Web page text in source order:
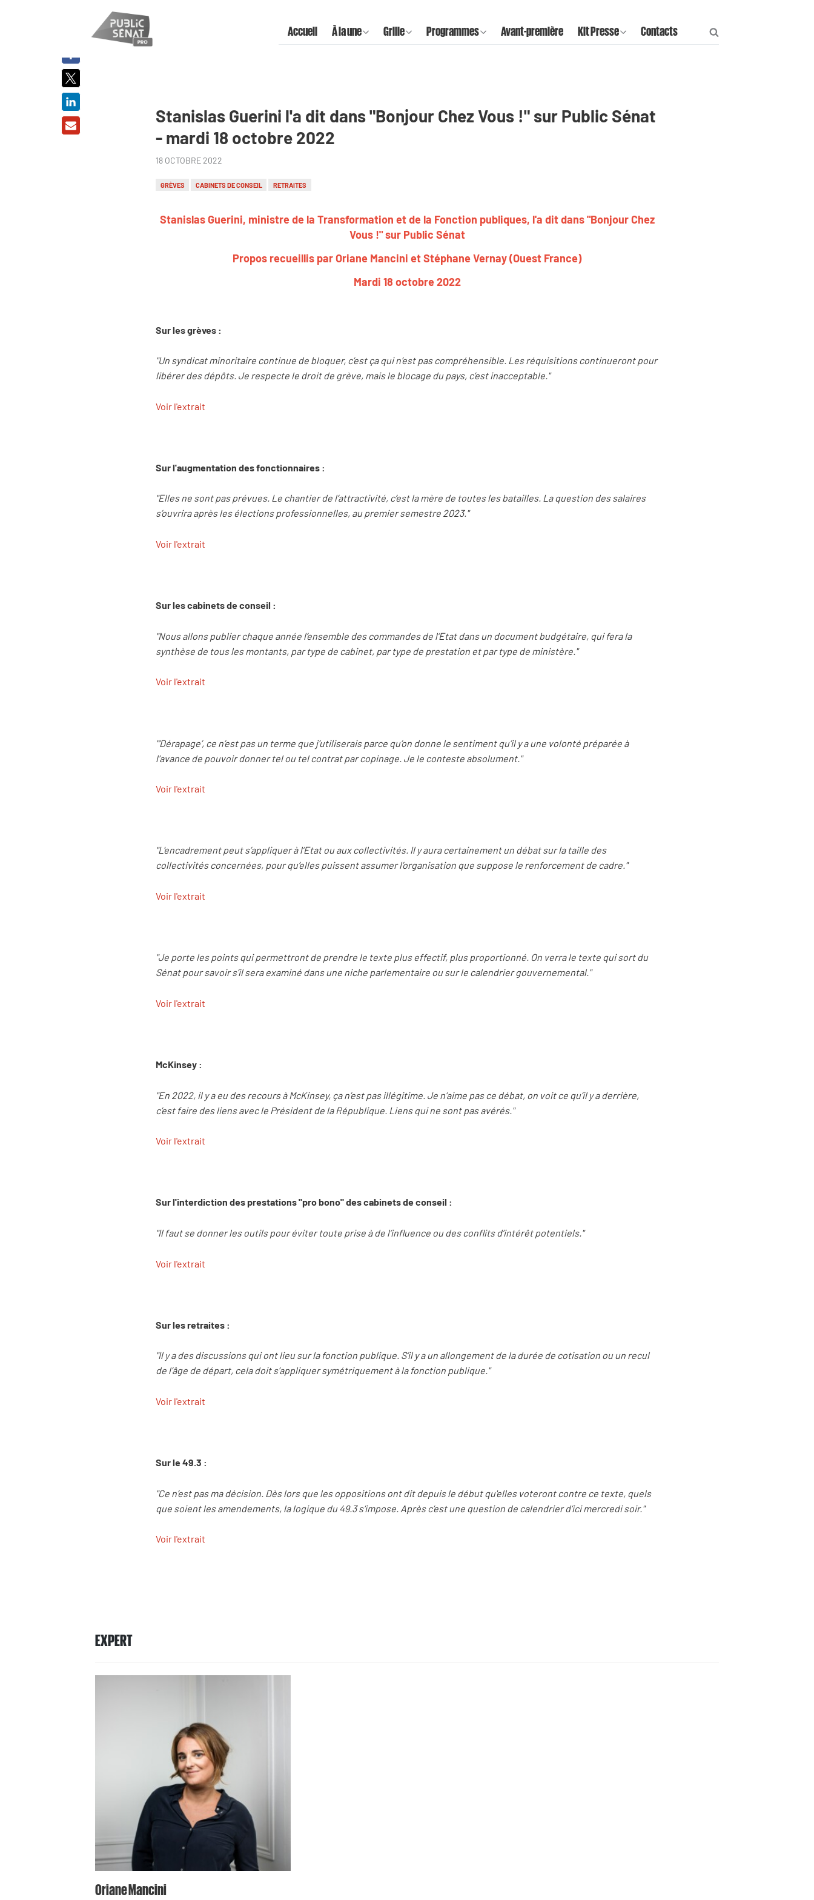
Accueil À la une Grille Programmes Avant-première Kit Presse Contacts
Stanislas Guerini l'a dit dans "Bonjour Chez Vous !" sur Public Sénat
- mardi 18 octobre 2022
18 OCTOBRE 2022
GRÈVES CABINETS DE CONSEIL RETRAITES
Stanislas Guerini, ministre de la Transformation et de la Fonction publiques, l'a dit dans "Bonjour Chez
Vous !" sur Public Sénat
Propos recueillis par Oriane Mancini et Stéphane Vernay (Ouest France)
Mardi 18 octobre 2022
Sur les grèves :
"Un syndicat minoritaire continue de bloquer, c’est ça qui n’est pas compréhensible. Les réquisitions continueront pour
libérer des dépôts. Je respecte le droit de grève, mais le blocage du pays, c’est inacceptable."
Voir l'extrait
Sur l'augmentation des fonctionnaires :
"Elles ne sont pas prévues. Le chantier de l’attractivité, c’est la mère de toutes les batailles. La question des salaires
s’ouvrira après les élections professionnelles, au premier semestre 2023."
Voir l'extrait
Sur les cabinets de conseil :
"Nous allons publier chaque année l’ensemble des commandes de l’Etat dans un document budgétaire, qui fera la
synthèse de tous les montants, par type de cabinet, par type de prestation et par type de ministère."
Voir l'extrait
"‘Dérapage’, ce n’est pas un terme que j’utiliserais parce qu’on donne le sentiment qu’il y a une volonté préparée à
l’avance de pouvoir donner tel ou tel contrat par copinage. Je le conteste absolument."
Voir l'extrait
"L'encadrement peut s’appliquer à l’Etat ou aux collectivités. Il y aura certainement un débat sur la taille des
collectivités concernées, pour qu’elles puissent assumer l’organisation que suppose le renforcement de cadre."
Voir l'extrait
"Je porte les points qui permettront de prendre le texte plus effectif, plus proportionné. On verra le texte qui sort du
Sénat pour savoir s’il sera examiné dans une niche parlementaire ou sur le calendrier gouvernemental."
Voir l'extrait
McKinsey :
"En 2022, il y a eu des recours à McKinsey, ça n’est pas illégitime. Je n’aime pas ce débat, on voit ce qu’il y a derrière,
c’est faire des liens avec le Président de la République. Liens qui ne sont pas avérés."
Voir l'extrait
Sur l'interdiction des prestations "pro bono" des cabinets de conseil :
"Il faut se donner les outils pour éviter toute prise à de l’influence ou des conflits d’intérêt potentiels."
Voir l'extrait
Sur les retraites :
"Il y a des discussions qui ont lieu sur la fonction publique. S’il y a un allongement de la durée de cotisation ou un recul
de l’âge de départ, cela doit s’appliquer symétriquement à la fonction publique."
Voir l'extrait
Sur le 49.3 :
"Ce n’est pas ma décision. Dès lors que les oppositions ont dit depuis le début qu'elles voteront contre ce texte, quels
que soient les amendements, la logique du 49.3 s’impose. Après c’est une question de calendrier d’ici mercredi soir."
Voir l'extrait
EXPERT
Oriane Mancini